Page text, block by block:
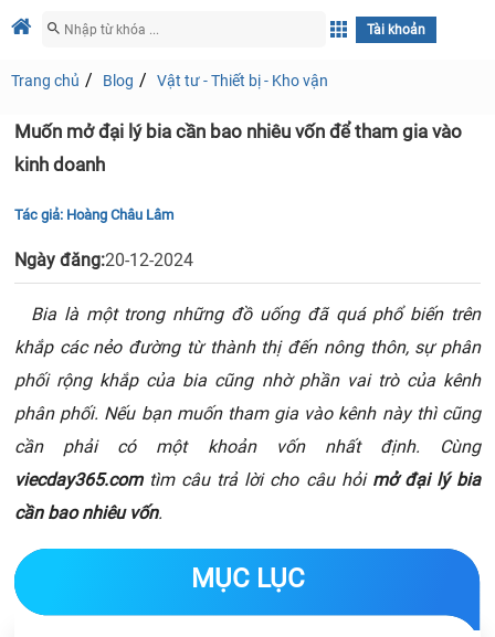
Tài khoản
Trang chủ Blog Vật tư - Thiết bị - Kho vận
Muốn mở đại lý bia cần bao nhiêu vốn để tham gia vào
kinh doanh
Tác giả: Hoàng Châu Lâm
Ngày đăng:20-12-2024
Bia là một trong những đồ uống đã quá phổ biến trên
khắp các nẻo đường từ thành thị đến nông thôn, sự phân
phối rộng khắp của bia cũng nhờ phần vai trò của kênh
phân phối. Nếu bạn muốn tham gia vào kênh này thì cũng
cần phải có một khoản vốn nhất định. Cùng
viecday365.comtìm câu trả lời cho câu hỏi mở đại lý bia
cần bao nhiêu vốn.
MỤC LỤC